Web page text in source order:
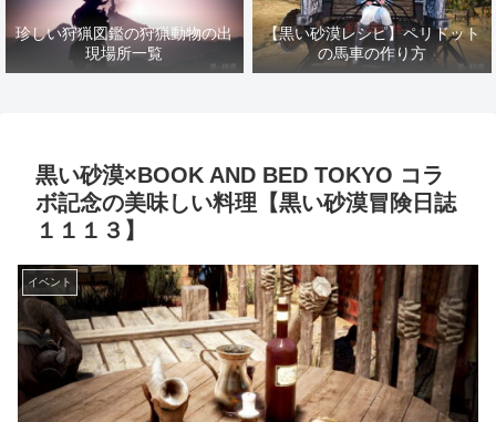
珍しい狩猟図鑑の狩猟動物の出
現場所一覧
【黒い砂漠レシピ】ペリドット
の馬車の作り方
黒い砂漠×BOOK AND BED TOKYO コラ
ボ記念の美味しい料理【黒い砂漠冒険日誌
１１１３】
イベント